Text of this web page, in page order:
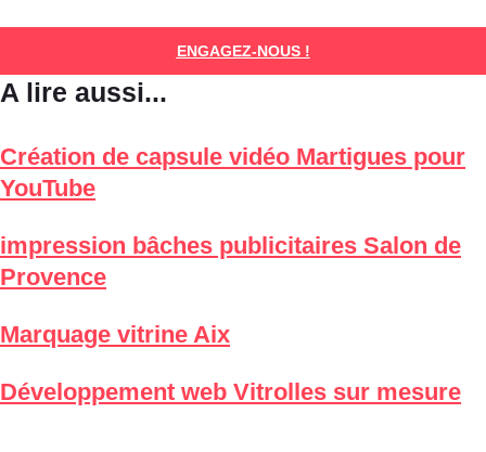
ENGAGEZ-NOUS !
A lire aussi...
Création de capsule vidéo Martigues pour
YouTube
impression bâches publicitaires Salon de
Provence
Marquage vitrine Aix
Développement web Vitrolles sur mesure